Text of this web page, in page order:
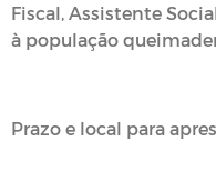
Fiscal, Assistente
à população
Prazo e local para